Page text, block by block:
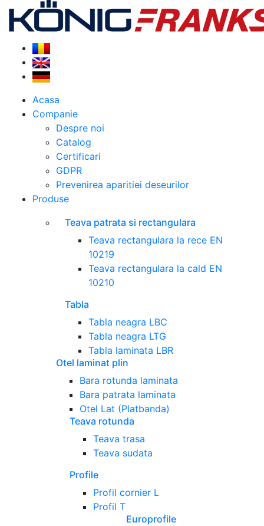
Acasa
Companie
Despre noi
Catalog
Certificari
GDPR
Prevenirea aparitiei deseurilor
Produse
Teava patrata si rectangulara
Teava rectangulara la rece EN
10219
Teava rectangulara la cald EN
10210
Tabla
Tabla neagra LBC
Tabla neagra LTG
Tabla laminata LBR
Otel laminat plin
Bara rotunda laminata
Bara patrata laminata
Otel Lat (Platbanda)
Teava rotunda
Teava trasa
Teava sudata
Profile
Profil cornier L
Profil T
Europrofile